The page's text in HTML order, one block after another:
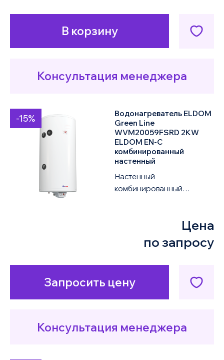
В корзину
Консультация менеджера
-15%
Водонагреватель ELDOM
Green Line
WVM20059FSRD 2KW
ELDOM EN-C
комбинированный
настенный
Настенный
комбинированный
Цена
по запросу
Запросить цену
Консультация менеджера